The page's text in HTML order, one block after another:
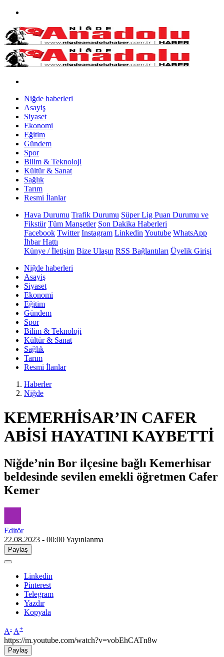
Niğde haberleri
Asayiş
Siyaset
Ekonomi
Eğitim
Gündem
Spor
Bilim & Teknoloji
Kültür & Sanat
Sağlık
Tarım
Resmi İlanlar
Hava Durumu Trafik Durumu Süper Lig Puan Durumu ve
Fikstür Tüm Manşetler Son Dakika Haberleri
Facebook Twitter Instagram Linkedin Youtube WhatsApp
İhbar Hattı
Künye / İletişim Bize Ulaşın RSS Bağlantıları Üyelik Girişi
Niğde haberleri
Asayiş
Siyaset
Ekonomi
Eğitim
Gündem
Spor
Bilim & Teknoloji
Kültür & Sanat
Sağlık
Tarım
Resmi İlanlar
Haberler
Niğde
KEMERHİSAR’IN CAFER
ABİSİ HAYATINI KAYBETTİ
Niğde’nin Bor ilçesine bağlı Kemerhisar
beldesinde sevilen emekli öğretmen Cafer
Kemer
Editör
22.08.2023 - 00:00Yayınlanma
Paylaş
Linkedin
Pinterest
Telegram
Yazdır
Kopyala
A- A+
https://m.youtube.com/watch?v=vobEhCATn8w
Paylaş